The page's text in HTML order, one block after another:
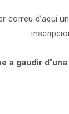
correu d’aquí
a gaudir